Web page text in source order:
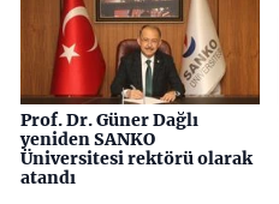
Prof. Dr. Güner Dağlı
yeniden SANKO
Üniversitesi rektörü olarak
atandı